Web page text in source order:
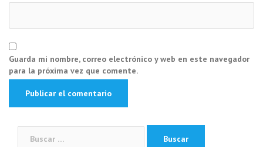
Guarda mi nombre, correo electrónico y web en este navegador
para la próxima vez que comente.